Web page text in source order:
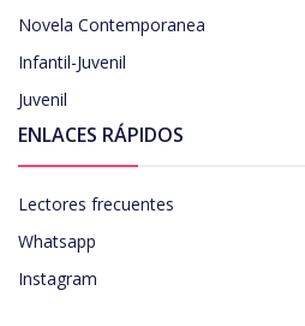
Novela Contemporanea
Infantil-Juvenil
Juvenil
ENLACES RÁPIDOS
Lectores frecuentes
Whatsapp
Instagram